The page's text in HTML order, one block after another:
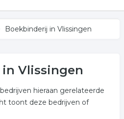
Boekbinderij in Vlissingen
Vlissingen
hieraan gerelateerde
toont deze bedrijven of